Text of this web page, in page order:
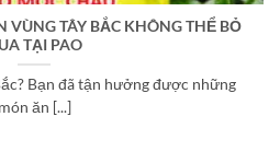
VÙNG TÂY BẮC KHÔNG THỂ BỎ
TẠI PAO
Bạn đã tận hưởng được những
món ăn [...]